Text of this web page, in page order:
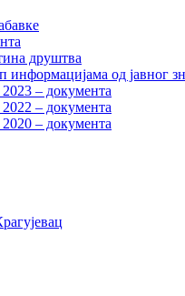
друштва
информацијама од јавног
– документа
– документа
– документа